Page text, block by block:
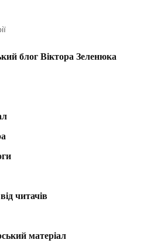
блог Віктора Зеленюка
читачів
матеріал